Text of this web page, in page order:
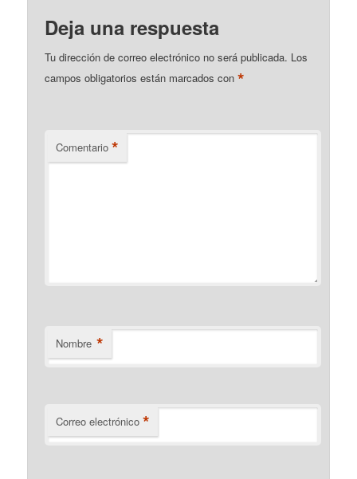
Deja una respuesta
Tu dirección de correo electrónico no será publicada. Los
campos obligatorios están marcados con*
Comentario *
Nombre *
Correo electrónico *